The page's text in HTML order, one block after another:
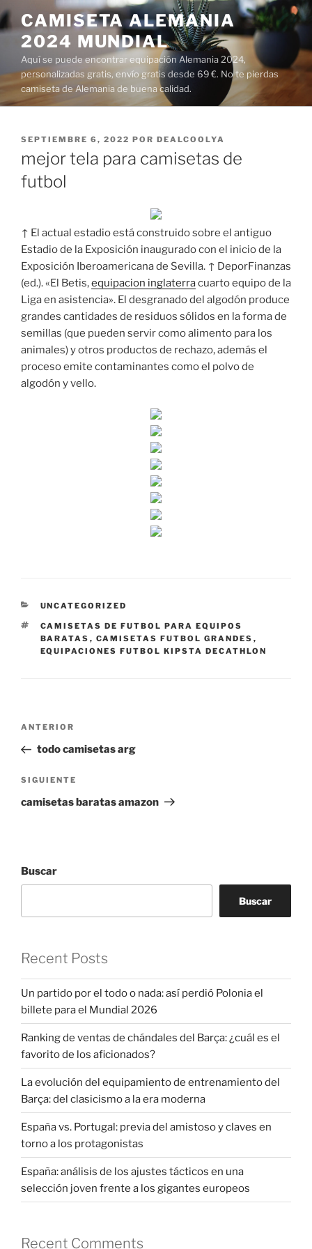
Saltar
al
contenido
CAMISETA ALEMANIA
2024 MUNDIAL
Aquí se puede encontrar equipación Alemania 2024,
personalizadas gratis, envío gratis desde 69 €. No te pierdas
camiseta de Alemania de buena calidad.
PUBLICADO
SEPTIEMBRE 6, 2022 POR DEALCOOLYA
mejor tela para camisetas de
futbol
↑ El actual estadio está construido sobre el antiguo
Estadio de la Exposición inaugurado con el inicio de la
Exposición Iberoamericana de Sevilla. ↑ DeporFinanzas
(ed.). «El Betis,equipacion inglaterracuarto equipo de la
Liga en asistencia». El desgranado del algodón produce
grandes cantidades de residuos sólidos en la forma de
semillas (que pueden servir como alimento para los
animales) y otros productos de rechazo, además el
proceso emite contaminantes como el polvo de
algodón y vello.
CATEGORÍAS
UNCATEGORIZED
ETIQUETAS
CAMISETAS DE FUTBOL PARA EQUIPOS
BARATAS , CAMISETAS FUTBOL GRANDES ,
EQUIPACIONES FUTBOL KIPSTA DECATHLON
Navegación
entradas
Entrada
anterior:
ANTERIOR
todo camisetas arg
Siguiente
entrada
SIGUIENTE
camisetas baratas amazon
Buscar
Buscar
Recent Posts
Un partido por el todo o nada: así perdió Polonia el
billete para el Mundial 2026
Ranking de ventas de chándales del Barça: ¿cuál es el
favorito de los aficionados?
La evolución del equipamiento de entrenamiento del
Barça: del clasicismo a la era moderna
España vs. Portugal: previa del amistoso y claves en
torno a los protagonistas
España: análisis de los ajustes tácticos en una
selección joven frente a los gigantes europeos
Recent Comments